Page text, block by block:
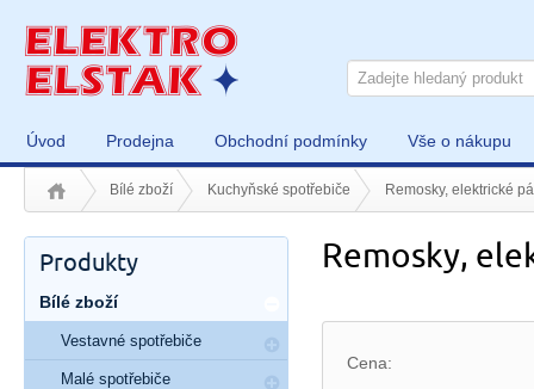
Úvod Prodejna Obchodní podmínky Vše o nákupu
Bílé zboží Kuchyňské spotřebiče Remosky, elektrické
Remosky,
Cena:
Produkty
Bílé zboží
Vestavné spotřebiče
Malé spotřebiče